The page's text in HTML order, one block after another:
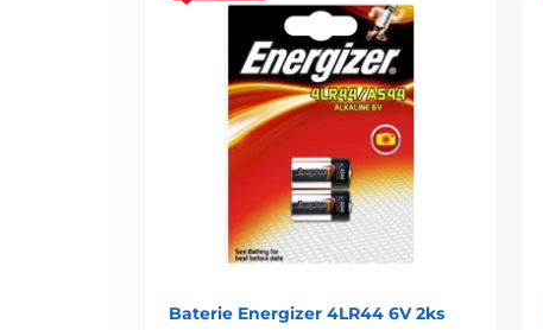
Baterie Energizer 4LR44 6V 2ks